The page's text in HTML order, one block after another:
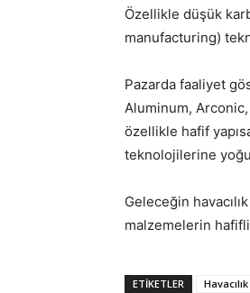
Özellikle düşük
manufacturing)
Pazarda faaliyet
Aluminum,
özellikle hafif
teknolojilerine
Geleceğin
malzemelerin
ETIKETLER